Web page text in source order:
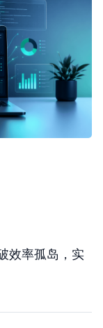
效率孤岛，实